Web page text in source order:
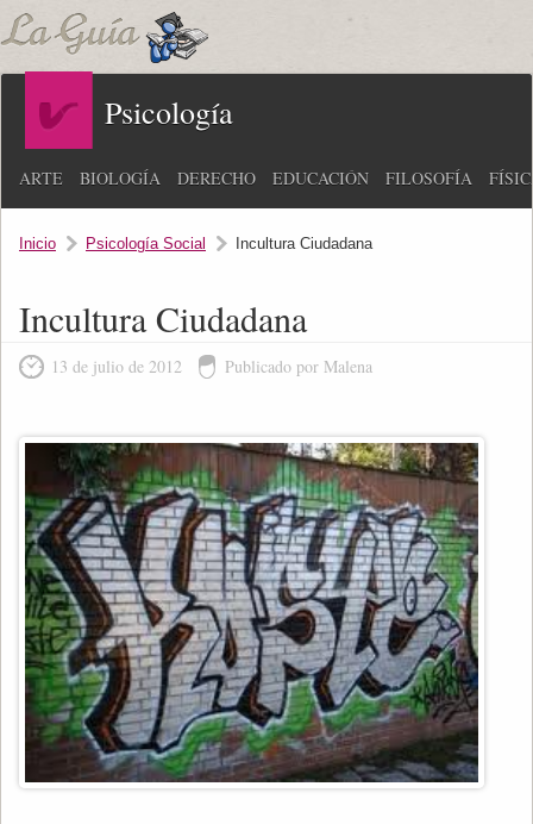
Psicología
ARTE BIOLOGÍA DERECHO EDUCACIÓN FILOSOFÍA
Inicio Psicología Social Incultura Ciudadana
Incultura Ciudadana
13 de julio de 2012 Publicado por Malena